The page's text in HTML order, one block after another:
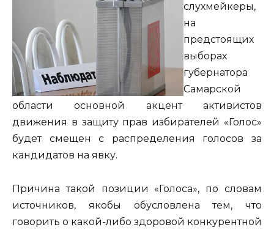
слухмейкеры,
на
предстоящих
выборах
губернатора
Самарской
области основной акцент активистов
движения в защиту прав избирателей «Голос»
будет смещен с распределения голосов за
кандидатов на явку.
Причина такой позиции «Голоса», по словам
источников, якобы обусловлена тем, что
говорить о какой-либо здоровой конкурентной